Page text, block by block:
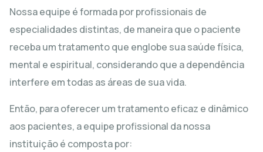
Nossa equipe é formada por profissionais de
especialidades distintas, de maneira que o paciente
receba um tratamento que englobe sua saúde física,
mental e espiritual, considerando que a dependência
interfere em todas as áreas de sua vida.
Então, para oferecer um tratamento eficaz e dinâmico
aos pacientes, a equipe profissional da nossa
instituição é composta por: